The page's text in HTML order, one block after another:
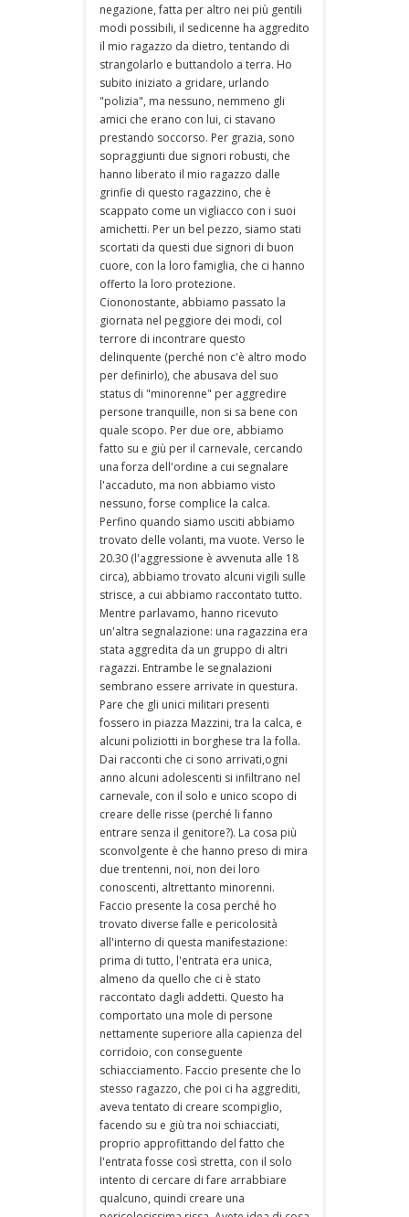
negazione, fatta per altro nei più gentili
modi possibili, il sedicenne ha aggredito
il mio ragazzo da dietro, tentando di
strangolarlo e buttandolo a terra. Ho
subito iniziato a gridare, urlando
"polizia", ma nessuno, nemmeno gli
amici che erano con lui, ci stavano
prestando soccorso. Per grazia, sono
sopraggiunti due signori robusti, che
hanno liberato il mio ragazzo dalle
grinfie di questo ragazzino, che è
scappato come un vigliacco con i suoi
amichetti. Per un bel pezzo, siamo stati
scortati da questi due signori di buon
cuore, con la loro famiglia, che ci hanno
offerto la loro protezione.
Ciononostante, abbiamo passato la
giornata nel peggiore dei modi, col
terrore di incontrare questo
delinquente (perché non c'è altro modo
per definirlo), che abusava del suo
status di "minorenne" per aggredire
persone tranquille, non si sa bene con
quale scopo. Per due ore, abbiamo
fatto su e giù per il carnevale, cercando
una forza dell'ordine a cui segnalare
l'accaduto, ma non abbiamo visto
nessuno, forse complice la calca.
Perfino quando siamo usciti abbiamo
trovato delle volanti, ma vuote. Verso le
20.30 (l'aggressione è avvenuta alle 18
circa), abbiamo trovato alcuni vigili sulle
strisce, a cui abbiamo raccontato tutto.
Mentre parlavamo, hanno ricevuto
un'altra segnalazione: una ragazzina era
stata aggredita da un gruppo di altri
ragazzi. Entrambe le segnalazioni
sembrano essere arrivate in questura.
Pare che gli unici militari presenti
fossero in piazza Mazzini, tra la calca, e
alcuni poliziotti in borghese tra la folla.
Dai racconti che ci sono arrivati,ogni
anno alcuni adolescenti si infiltrano nel
carnevale, con il solo e unico scopo di
creare delle risse (perché li fanno
entrare senza il genitore?). La cosa più
sconvolgente è che hanno preso di mira
due trentenni, noi, non dei loro
conoscenti, altrettanto minorenni.
Faccio presente la cosa perché ho
trovato diverse falle e pericolosità
all'interno di questa manifestazione:
prima di tutto, l'entrata era unica,
almeno da quello che ci è stato
raccontato dagli addetti. Questo ha
comportato una mole di persone
nettamente superiore alla capienza del
corridoio, con conseguente
schiacciamento. Faccio presente che lo
stesso ragazzo, che poi ci ha aggrediti,
aveva tentato di creare scompiglio,
facendo su e giù tra noi schiacciati,
proprio approfittando del fatto che
l'entrata fosse così stretta, con il solo
intento di cercare di fare arrabbiare
qualcuno, quindi creare una